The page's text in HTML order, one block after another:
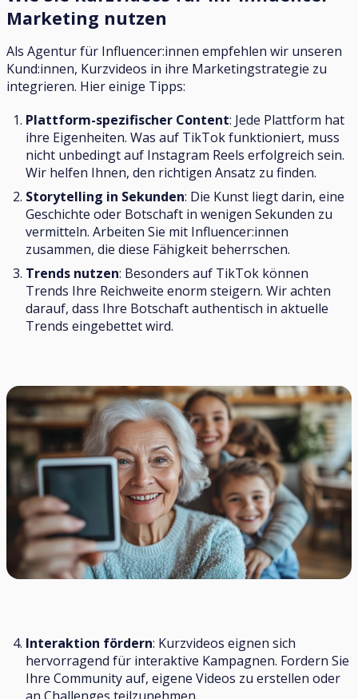
Marketing nutzen
Als Agentur für Influencer:innen empfehlen wir unseren
Kund:innen, Kurzvideos in ihre Marketingstrategie zu
integrieren. Hier einige Tipps:
Plattform-spezifischer Content: Jede Plattform hat
ihre Eigenheiten. Was auf TikTok funktioniert, muss
nicht unbedingt auf Instagram Reels erfolgreich sein.
Wir helfen Ihnen, den richtigen Ansatz zu finden.
Storytelling in Sekunden: Die Kunst liegt darin, eine
Geschichte oder Botschaft in wenigen Sekunden zu
vermitteln. Arbeiten Sie mit Influencer:innen
zusammen, die diese Fähigkeit beherrschen.
Trends nutzen: Besonders auf TikTok können
Trends Ihre Reichweite enorm steigern. Wir achten
darauf, dass Ihre Botschaft authentisch in aktuelle
Trends eingebettet wird.
Interaktion fördern: Kurzvideos eignen sich
hervorragend für interaktive Kampagnen. Fordern Sie
Ihre Community auf, eigene Videos zu erstellen oder